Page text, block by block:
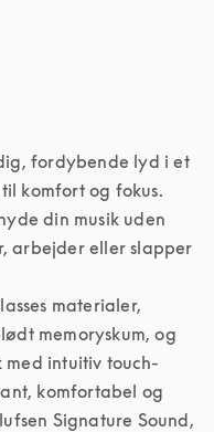
fordybende lyd i et
komfort og fokus.
din musik uden
arbejder eller slapper
materialer,
memoryskum, og
intuitiv touch-
komfortabel og
Signature Sound,